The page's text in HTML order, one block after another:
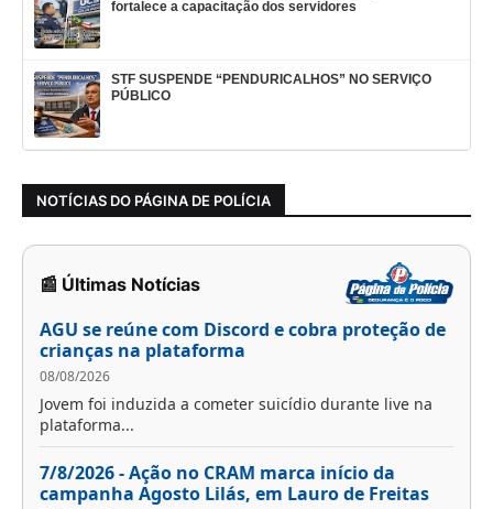
fortalece a capacitação dos servidores
STF SUSPENDE “PENDURICALHOS” NO SERVIÇO
PÚBLICO
NOTÍCIAS DO PÁGINA DE POLÍCIA
📰 Últimas Notícias
AGU se reúne com Discord e cobra proteção de
crianças na plataforma
08/08/2026
Jovem foi induzida a cometer suicídio durante live na
plataforma...
7/8/2026 - Ação no CRAM marca início da
campanha Agosto Lilás, em Lauro de Freitas